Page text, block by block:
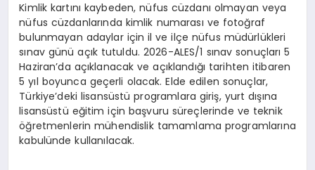
Kimlik kartını kaybeden, nüfus cüzdanı olmayan veya
nüfus cüzdanlarında kimlik numarası ve fotoğraf
bulunmayan adaylar için il ve ilçe nüfus müdürlükleri
sınav günü açık tutuldu. 2026-ALES/1 sınav sonuçları 5
Haziran’da açıklanacak ve açıklandığı tarihten itibaren
5 yıl boyunca geçerli olacak. Elde edilen sonuçlar,
Türkiye’deki lisansüstü programlara giriş, yurt dışına
lisansüstü eğitim için başvuru süreçlerinde ve teknik
öğretmenlerin mühendislik tamamlama programlarına
kabulünde kullanılacak.